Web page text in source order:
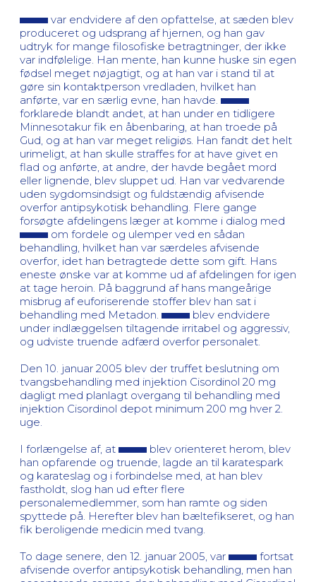
var endvidere af den opfattelse, at sæden blev
produceret og udsprang af hjernen, og han gav
udtryk for mange filosofiske betragtninger, der ikke
var indfølelige. Han mente, han kunne huske sin egen
fødsel meget nøjagtigt, og at han var i stand til at
gøre sin kontaktperson vredladen, hvilket han
anførte, var en særlig evne, han havde.
forklarede blandt andet, at han under en tidligere
Minnesotakur fik en åbenbaring, at han troede på
Gud, og at han var meget religiøs. Han fandt det helt
urimeligt, at han skulle straffes for at have givet en
flad og anførte, at andre, der havde begået mord
eller lignende, blev sluppet ud. Han var vedvarende
uden sygdomsindsigt og fuldstændig afvisende
overfor antipsykotisk behandling. Flere gange
forsøgte afdelingens læger at komme i dialog med
om fordele og ulemper ved en sådan
behandling, hvilket han var særdeles afvisende
overfor, idet han betragtede dette som gift. Hans
eneste ønske var at komme ud af afdelingen for igen
at tage heroin. På baggrund af hans mangeårige
misbrug af euforiserende stoffer blev han sat i
behandling med Metadon.
blev endvidere
under indlæggelsen tiltagende irritabel og aggressiv,
og udviste truende adfærd overfor personalet.
Den 10. januar 2005 blev der truffet beslutning om
tvangsbehandling med injektion Cisordinol 20 mg
dagligt med planlagt overgang til behandling med
injektion Cisordinol depot minimum 200 mg hver 2.
uge.
I forlængelse af, at
blev orienteret herom, blev
han opfarende og truende, lagde an til karatespark
og karateslag og i forbindelse med, at han blev
fastholdt, slog han ud efter flere
personalemedlemmer, som han ramte og siden
spyttede på. Herefter blev han bæltefikseret, og han
fik beroligende medicin med tvang.
To dage senere, den 12. januar 2005, var
fortsat
afvisende overfor antipsykotisk behandling, men han